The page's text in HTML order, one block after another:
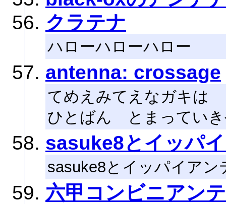
クラテナ
ハローハローハロー
antenna: crossage
てめえみてえなガキは
ひとばん とまってい
sasuke8とイッパ
sasuke8とイッパイアン
六甲コンビニアン